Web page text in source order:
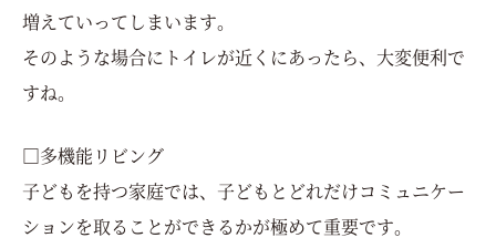
増えていってしまいます。
そのような場合にトイレが近くにあったら、大変便利で
すね。
□多機能リビング
子どもを持つ家庭では、子どもとどれだけコミュニケー
ションを取ることができるかが極めて重要です。